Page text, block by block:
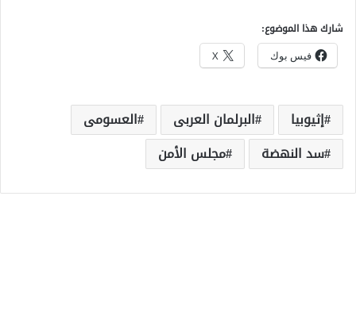
شارك هذا الموضوع:
فيس بوك X
إثيوبيا البرلمان العربى
العسومى
سد النهضة
مجلس الأمن